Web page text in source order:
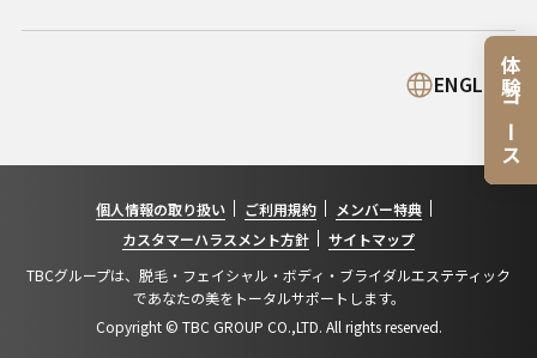
体験コース
ENGLISH
個人情報の取り扱い ご利用規約
メンバー特典
カスタマーハラスメント方針
サイトマップ
TBCグループは、脱毛・フェイシャル・ボディ・ブライダルエステティック
であなたの美をトータルサポートします。
Copyright © TBC GROUP CO.,LTD. All rights reserved.